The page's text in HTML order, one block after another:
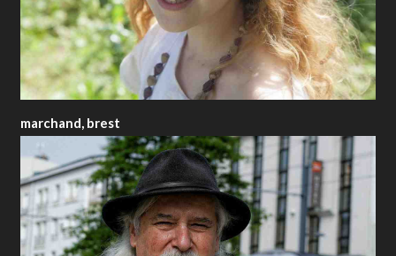
marchand, brest